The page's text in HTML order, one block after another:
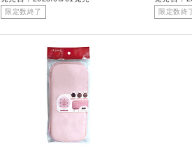
限定数終了 限定数終